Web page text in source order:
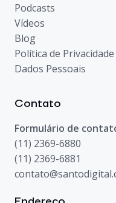
Podcasts
Vídeos
Blog
Política de Privacidade
Dados Pessoais
Contato
Formulário de
(11) 2369-6880
(11) 2369-6881